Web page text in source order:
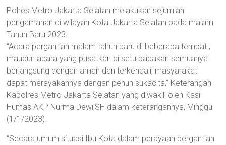
Polres Metro Jakarta Selatan melakukan sejumlah
pengamanan di wilayah Kota Jakarta Selatan pada malam
Tahun Baru 2023.
“Acara pergantian malam tahun baru di beberapa tempat ,
maupun acara yang pusatkan di setu babakan semuanya
berlangsung dengan aman dan terkendali, masyarakat
dapat merayakannya dengan penuh sukacita,” Keterangan
Kapolres Metro Jakarta Selatan yang diwakili oleh Kasi
Humas AKP Nurma Dewi,SH dalam keterangannya, Minggu
(1/1/2023).
“Secara umum situasi Ibu Kota dalam perayaan pergantian